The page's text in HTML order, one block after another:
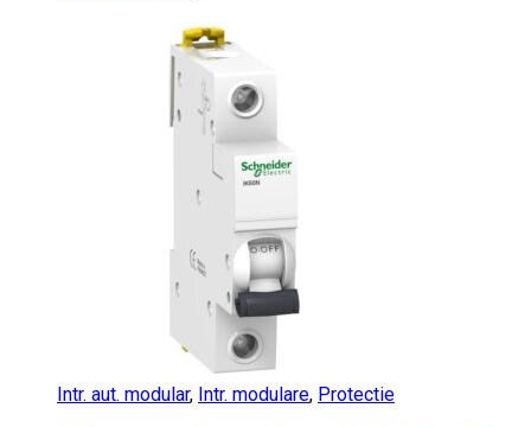
Intr. aut. modular, Intr. modulare, Protectie